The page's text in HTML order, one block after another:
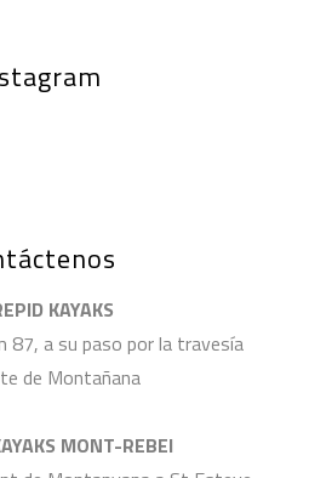
KAYAKS
87, a su paso por la travesía
de Montañana
MONT-REBEI